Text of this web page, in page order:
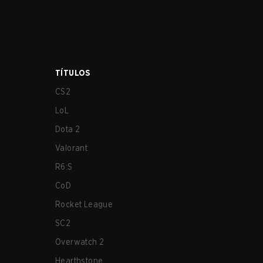
TÍTULOS
CS2
LoL
Dota 2
Valorant
R6:S
CoD
Rocket League
SC2
Overwatch 2
Hearthstone